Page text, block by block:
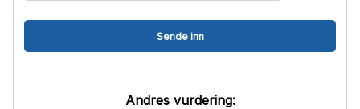
Andres vurdering: